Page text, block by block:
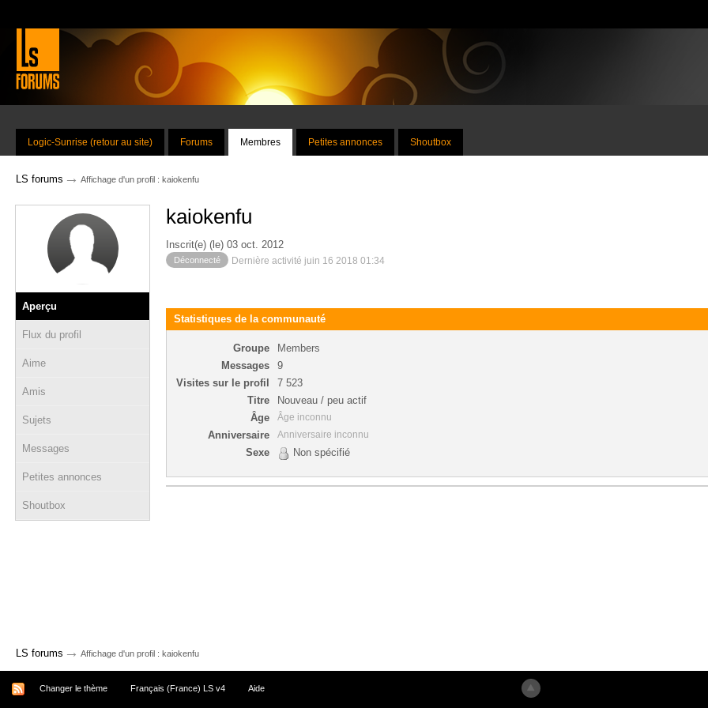
Logic-Sunrise (retour au site) Forums Membres Petites annonces Shoutbox
LS forums → Affichage d'un profil : kaiokenfu
Aperçu
Flux du profil
Aime
Amis
Sujets
Messages
Petites annonces
Shoutbox
kaiokenfu
Inscrit(e) (le) 03 oct. 2012
Déconnecté Dernière activité juin 16 2018 01:34
Statistiques de la communauté
Groupe
Members
Messages
9
Visites sur le profil
7 523
Titre
Nouveau / peu actif
Âge
Âge inconnu
Anniversaire Anniversaire inconnu
Sexe Non spécifié
LS forums → Affichage d'un profil : kaiokenfu
Changer le thème Français (France) LS v4 Aide